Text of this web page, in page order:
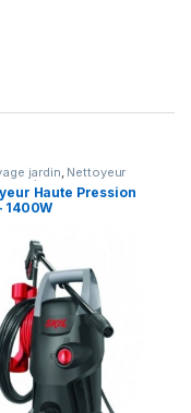
jardin, Nettoyeur
Haute Pression
1400W